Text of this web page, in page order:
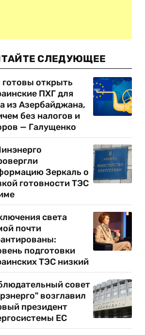
СЛЕДУЮЩЕЕ
открыть
ПХГ для
из Азербайджана,
без налогов и
— Галущенко
Зеркаль о
готовности ТЭС
света
почти
подготовки
ТЭС низкий
совет
возглавил
президент
ЕС